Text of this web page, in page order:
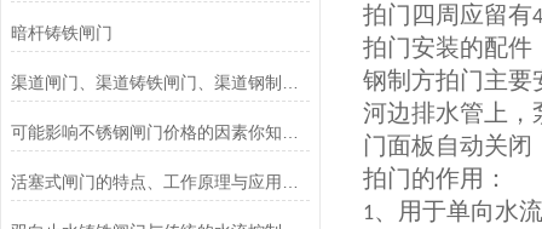
暗杆铸铁闸门
拍门四周应留有
拍门安装的配件
钢制方拍门主要
河边排水管上，
门面板自动关
拍门的作用：
1、用于单向水